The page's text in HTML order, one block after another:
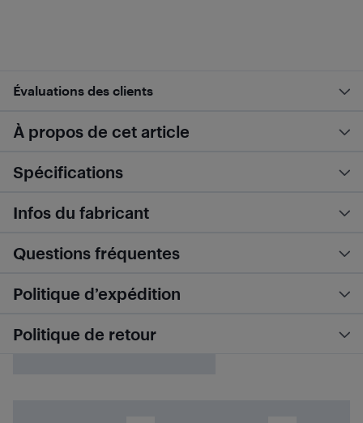
Évaluations des clients
À propos de cet article
Spécifications
Infos du fabricant
Questions fréquentes
Politique d’expédition
Politique de retour